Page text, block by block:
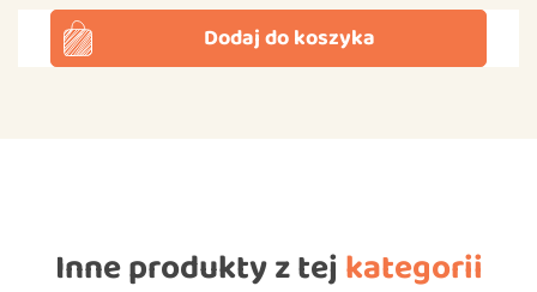
Dodaj do koszyka
Inne produkty z tej kategorii